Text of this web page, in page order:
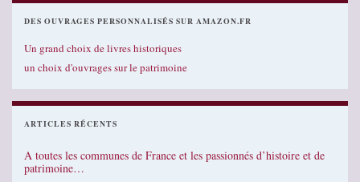
DES OUVRAGES PERSONNALISÉS SUR AMAZON.FR
Un grand choix de livres historiques
un choix d'ouvrages sur le patrimoine
ARTICLES RÉCENTS
A toutes les communes de France et les passionnés d’histoire et de
patrimoine…